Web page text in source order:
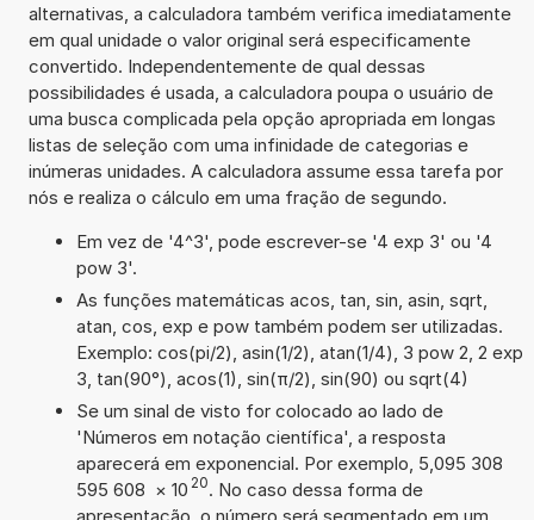
alternativas, a calculadora também verifica imediatamente
em qual unidade o valor original será especificamente
convertido. Independentemente de qual dessas
possibilidades é usada, a calculadora poupa o usuário de
uma busca complicada pela opção apropriada em longas
listas de seleção com uma infinidade de categorias e
inúmeras unidades. A calculadora assume essa tarefa por
nós e realiza o cálculo em uma fração de segundo.
Em vez de '4^3', pode escrever-se '4 exp 3' ou '4
pow 3'.
As funções matemáticas acos, tan, sin, asin, sqrt,
atan, cos, exp e pow também podem ser utilizadas.
Exemplo: cos(pi/2), asin(1/2), atan(1/4), 3 pow 2, 2 exp
3, tan(90°), acos(1), sin(π/2), sin(90) ou sqrt(4)
Se um sinal de visto for colocado ao lado de
'Números em notação científica', a resposta
aparecerá em exponencial. Por exemplo, 5,095 308
595 608 × 10 20. No caso dessa forma de
apresentação, o número será segmentado em um